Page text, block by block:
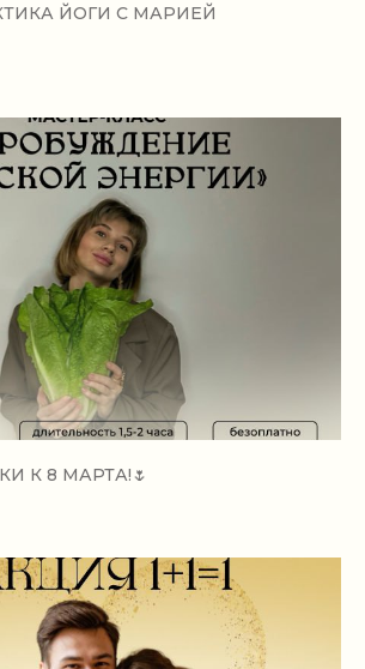
ЙОГИ С МАРИЕЙ
К 8 МАРТА!🌷